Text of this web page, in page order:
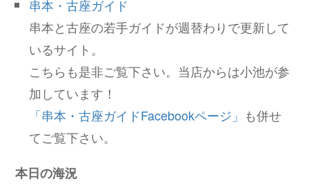
串本・古座ガイド
串本と古座の若手ガイドが週替わりで更新して
いるサイト。
こちらも是非ご覧下さい。当店からは小池が参
加しています！
「串本・古座ガイドFacebookページ」 も併せ
てご覧下さい。
本日の海況